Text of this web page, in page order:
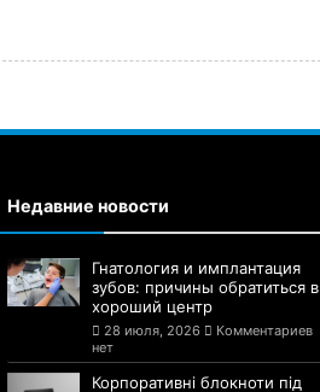
Недавние новости
Гнатология и имплантация
зубов: причины обратиться в
хороший центр
28 июля, 2026
Комментариев
нет
Корпоративні блокноти під